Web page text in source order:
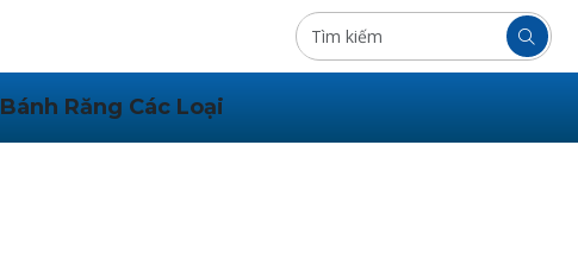
Bánh Răng Các Loại